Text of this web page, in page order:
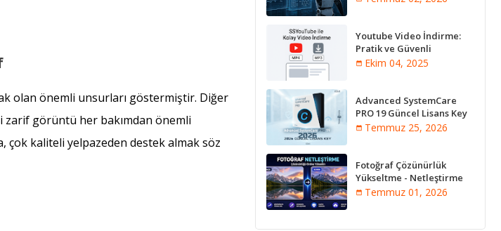
olan önemli unsurları göstermiştir. Diğer
zarif görüntü her bakımdan önemli
kaliteli yelpazeden destek almak söz
Youtube Video İndirme:
Pratik ve Güvenli
Yöntemler
Ekim 04, 2025
Advanced SystemCare
PRO 19 Güncel Lisans Key
2026Temmuz 25, 2026
Fotoğraf Çözünürlük
Yükseltme - Netleştirme
Programları [Online]
Temmuz 01, 2026